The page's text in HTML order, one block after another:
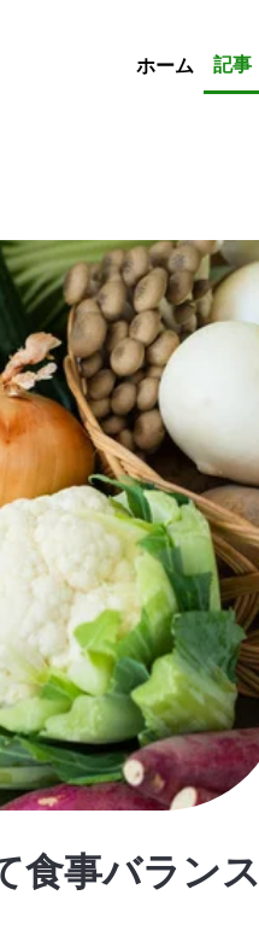
ホーム 記事
食事バランス